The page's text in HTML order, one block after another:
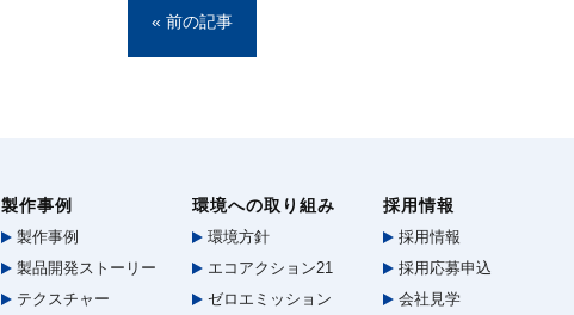
« 前の記事
製作事例
製作事例
製品開発ストーリー
テクスチャー
環境への取り組み
環境方針
エコアクション21
ゼロエミッション
採用情報
採用情報
採用応募申込
会社見学